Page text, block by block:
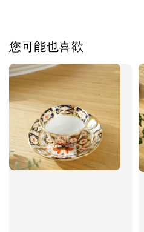
您可能也喜歡